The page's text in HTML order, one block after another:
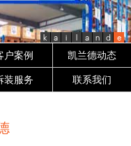
k a i l a n d e
户案例 凯兰德动态
装服务 联系我们